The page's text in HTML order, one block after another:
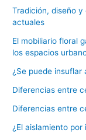
Tradición, diseño
actuales
El mobiliario floral
los espacios
¿Se puede insuflar
Diferencias entre
Diferencias entre
¿El aislamiento